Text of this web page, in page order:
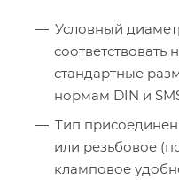
Условный
стандартные
нормам DIN и
Тип
или резьбовое
кламповое